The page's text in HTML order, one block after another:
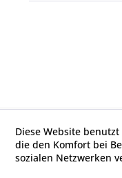
Diese Website
die den Komfort bei
sozialen Netzwerken